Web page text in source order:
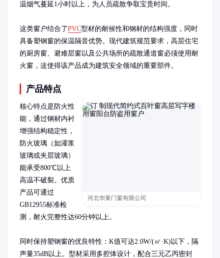
温烟气蔓延1小时以上，为人员疏散争取宝贵时间。
这类窗户结合了PVC型材的耐候性和钢材的结构强度，同时
具备塑钢窗的保温隔音优势。现代建筑规范要求，高层住宅
的厨房窗、避难层窗以及公共场所的疏散通道窗必须使用耐
火窗，这使得该产品成为建筑安全领域的重要部件。
产品特点
河北华莱门窗有限公司
核心特点是防火性
能，通过钢材内衬
增强结构稳定性，
防火玻璃（如灌浆
玻璃或夹层玻璃）
能承受800℃以上
高温不破裂。优质
产品可通过
GB12955标准检
测，耐火完整性达60分钟以上。
同时保持塑钢窗的优良特性：K值可达2.0W/(㎡·K)以下，隔
声量35dB以上。型材采用多腔体设计，配合三元乙丙密封